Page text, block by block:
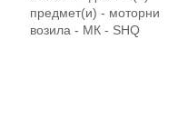
предмет(и) - моторни
возила - МК - SHQ